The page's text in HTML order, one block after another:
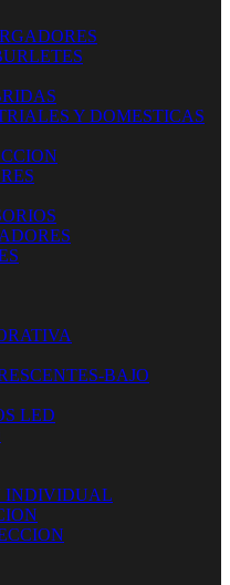
Y DOMESTICAS
BAJO
LED
INDIVIDUAL